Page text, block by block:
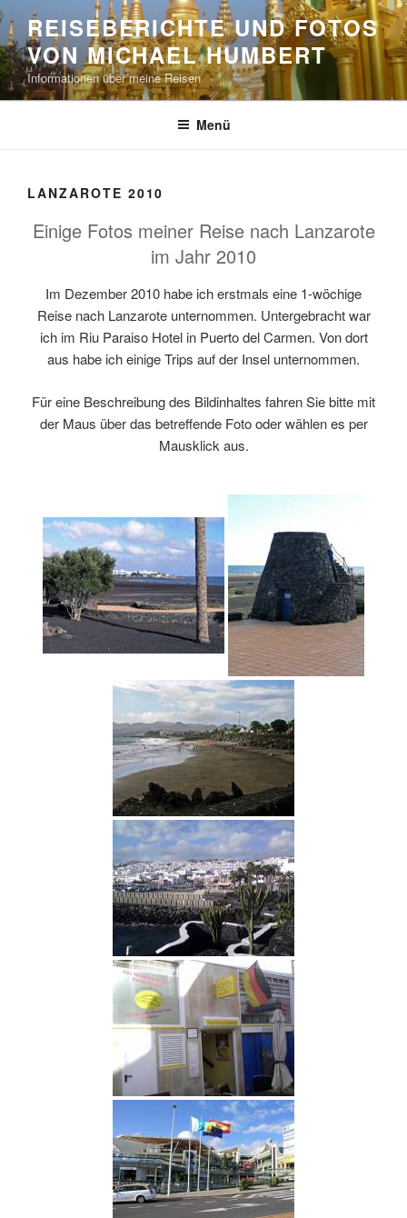
Zum
Inhalt
springen
REISEBERICHTE UND FOTOS
VON MICHAEL HUMBERT
Informationen über meine Reisen
Menü
LANZAROTE 2010
Einige Fotos meiner Reise nach Lanzarote
im Jahr 2010
Im Dezember 2010 habe ich erstmals eine 1-wöchige
Reise nach Lanzarote unternommen. Untergebracht war
ich im Riu Paraiso Hotel in Puerto del Carmen. Von dort
aus habe ich einige Trips auf der Insel unternommen.
Für eine Beschreibung des Bildinhaltes fahren Sie bitte mit
der Maus über das betreffende Foto oder wählen es per
Mausklick aus.